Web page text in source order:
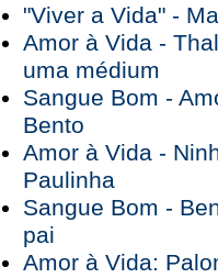
"Viver a Vida" -
Amor à Vida -
uma médium
Sangue Bom -
Bento
Amor à Vida -
Paulinha
Sangue Bom -
pai
Amor à Vida: